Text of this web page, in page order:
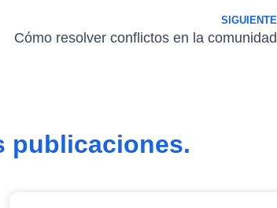
SIGUIENTE
Cómo resolver conflictos en la comunidad
publicaciones.